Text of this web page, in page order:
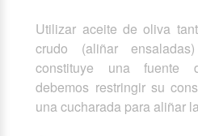
Utilizar aceite de oliva
crudo (aliñar
constituye una fuente
debemos restringir su
una cucharada para aliñar